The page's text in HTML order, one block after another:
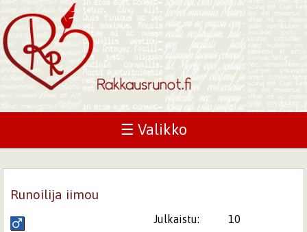
☰ Valikko
Runoilija iimou
Julkaistu:
10